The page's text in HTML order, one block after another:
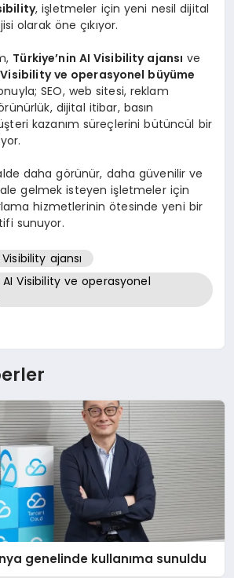
, işletmeler için yeni nesil dijital
olarak öne çıkıyor.
Türkiye’nin AI Visibility ajansı ve
Visibility ve operasyonel büyüme
SEO, web sitesi, reklam
dijital itibar, basın
kazanım süreçlerini bütüncül bir
daha görünür, daha güvenilir ve
gelmek isteyen işletmeler için
hizmetlerinin ötesinde yeni bir
sunuyor.
ajansı
Visibility ve operasyonel
genelinde kullanıma sunuldu